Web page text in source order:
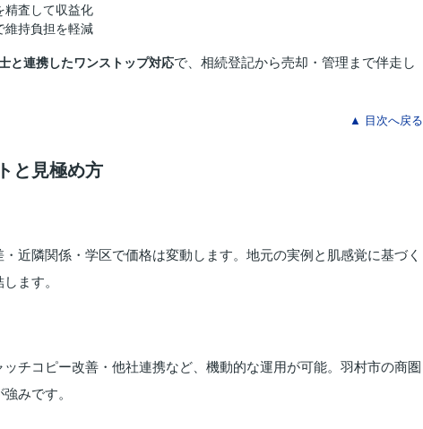
精査して収益化
維持負担を軽減
と連携したワンストップ対応で、相続登記から売却・管理まで伴走し
▲ 目次へ戻る
と見極め方
近隣関係・学区で価格は変動します。地元の実例と肌感覚に基づく
ます。
チコピー改善・他社連携など、機動的な運用が可能。羽村市の商圏
みです。